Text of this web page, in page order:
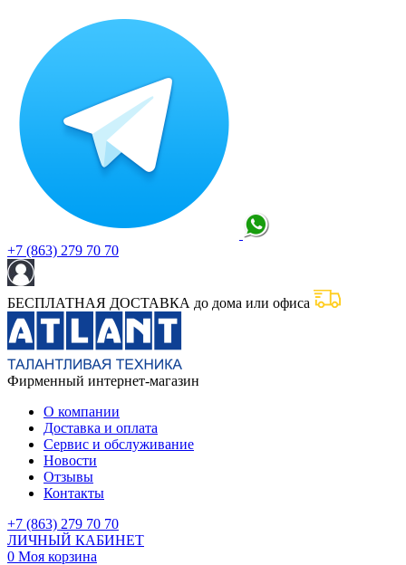
+7 (863) 279 70 70
БЕСПЛАТНАЯ ДОСТАВКА до дома или офиса
Фирменный интернет-магазин
О компании
Доставка и оплата
Сервис и обслуживание
Новости
Отзывы
Контакты
+7 (863) 279 70 70
ЛИЧНЫЙ КАБИНЕТ
0 Моя корзина